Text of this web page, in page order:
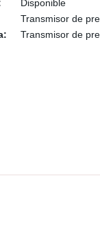
Disponible
Transmisor de
Transmisor de